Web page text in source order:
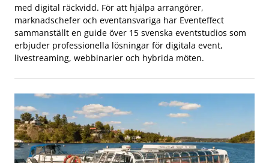
med digital räckvidd. För att hjälpa arrangörer,
marknadschefer och eventansvariga har Eventeffect
sammanställt en guide över 15 svenska eventstudios som
erbjuder professionella lösningar för digitala event,
livestreaming, webbinarier och hybrida möten.